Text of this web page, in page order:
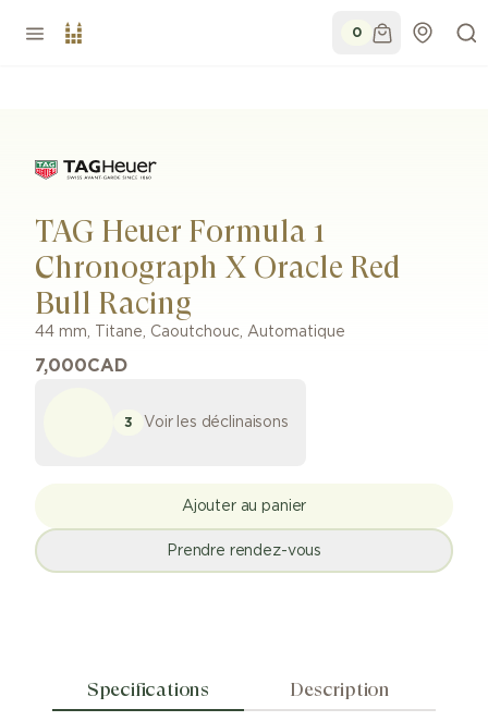
0
TAG Heuer Formula 1
Chronograph X Oracle Red
Bull Racing
44 mm, Titane, Caoutchouc, Automatique
7,000CAD
3 Voir les déclinaisons
Ajouter au panier
Prendre rendez-vous
Specifications Description